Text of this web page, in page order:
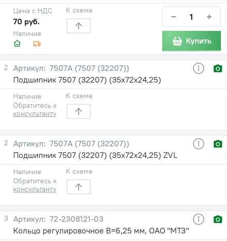
Наличие
Цена с НДС
70 руб.
К схеме − +
Купить
2
7507А (7507 (32207))
Подшипник 7507 (32207) (35х72х24,25)
Наличие
Обратитесь к
консультанту
К схеме
2
7507А (7507 (32207))
Подшипник 7507 (32207) (35х72х24,25) ZVL
Наличие
Обратитесь к
консультанту
К схеме
3
72-2308121-03
Кольцо регулировочное В=6,25 мм, ОАО "МТЗ"